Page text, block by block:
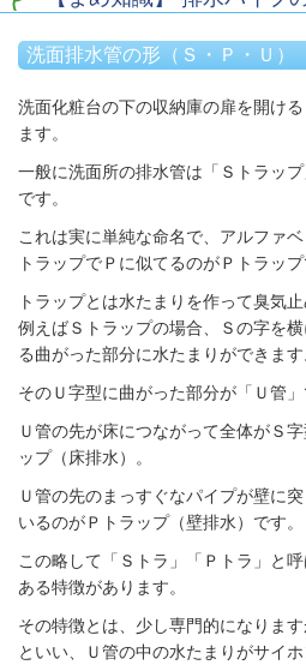
洗面排水管の形（Ｓ・Ｐ・Ｕ）
洗面化粧台の下の収納庫の扉を開け
ます。
一般に洗面所の排水管は「Ｓトラッ
です。
これは実に単純な命名で、アルファ
トラップでＰに似てるのがＰトラップ
トラップとは水たまりを作って臭気
例えばＳトラップの場合、Ｓの字を
る曲がった部分に水たまりができます
そのＵ字型に曲がった部分が「Ｕ管」
Ｕ管の先が床につながって全体がＳ
ップ（床排水）。
Ｕ管の先のまっすぐなパイプが壁に
いるのがＰトラップ（壁排水）です。
この略して「Ｓトラ」「Ｐトラ」と
ある特徴があります。
その特徴とは、少し専門的になりま
といい、Ｕ管の中の水たまりがサイ